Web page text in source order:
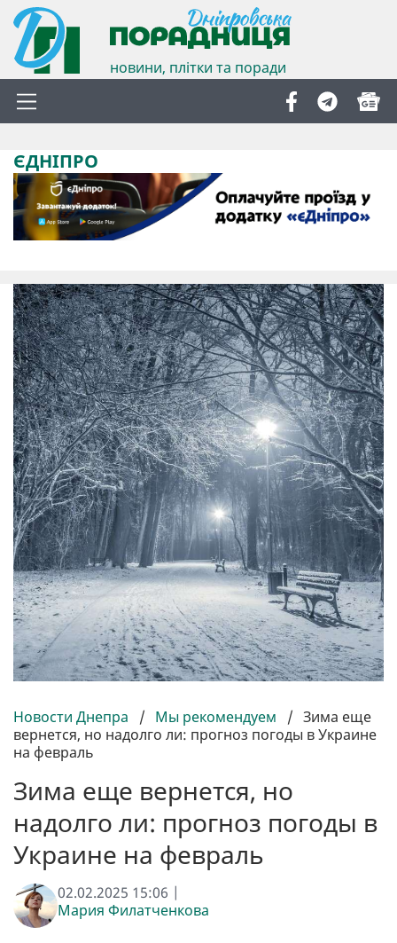
новини, плітки та поради
ЄДНІПРО
Новости Днепра / Мы рекомендуем / Зима еще
вернется, но надолго ли: прогноз погоды в Украине
на февраль
Зима еще вернется, но
надолго ли: прогноз погоды в
Украине на февраль
02.02.2025 15:06 |
Мария Филатченкова